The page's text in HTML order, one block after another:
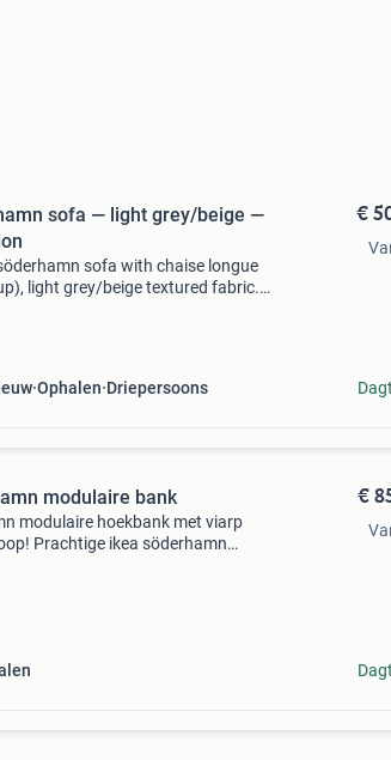
sofa — light grey/beige —
sofa with chaise longue
light grey/beige textured fabric.
Ophalen Driepersoons
€
modulaire bank
modulaire hoekbank met viarp
Prachtige ikea söderhamn
€